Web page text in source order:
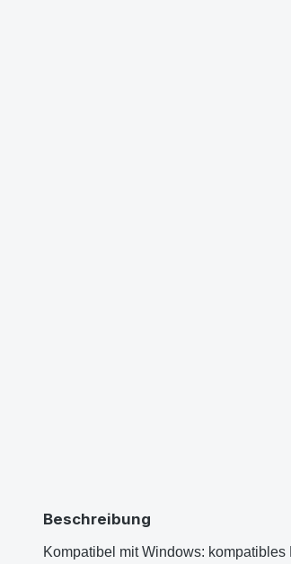
Beschreibung
Kompatibel mit Windows: